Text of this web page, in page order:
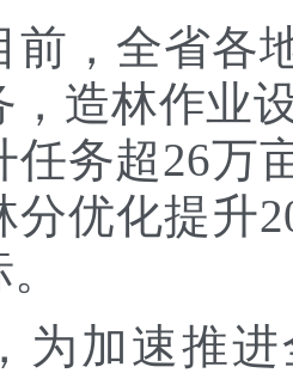
全省各地
，造林作业
任务超26万
分优化提升
加速推进